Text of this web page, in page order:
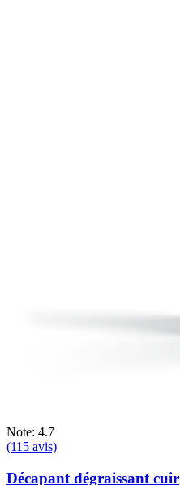
Note: 4.7
(115 avis)
Décapant dégraissant cuir